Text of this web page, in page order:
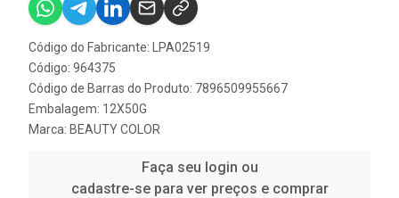
Código do Fabricante: LPA02519
Código: 964375
Código de Barras do Produto: 7896509955667
Embalagem: 12X50G
Marca: BEAUTY COLOR
Faça seu login ou
cadastre-se para ver preços e comprar